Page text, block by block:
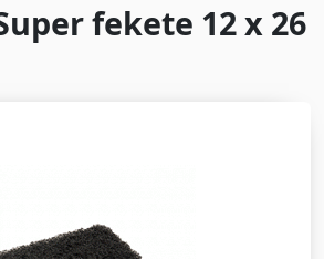
fekete 12 x 26